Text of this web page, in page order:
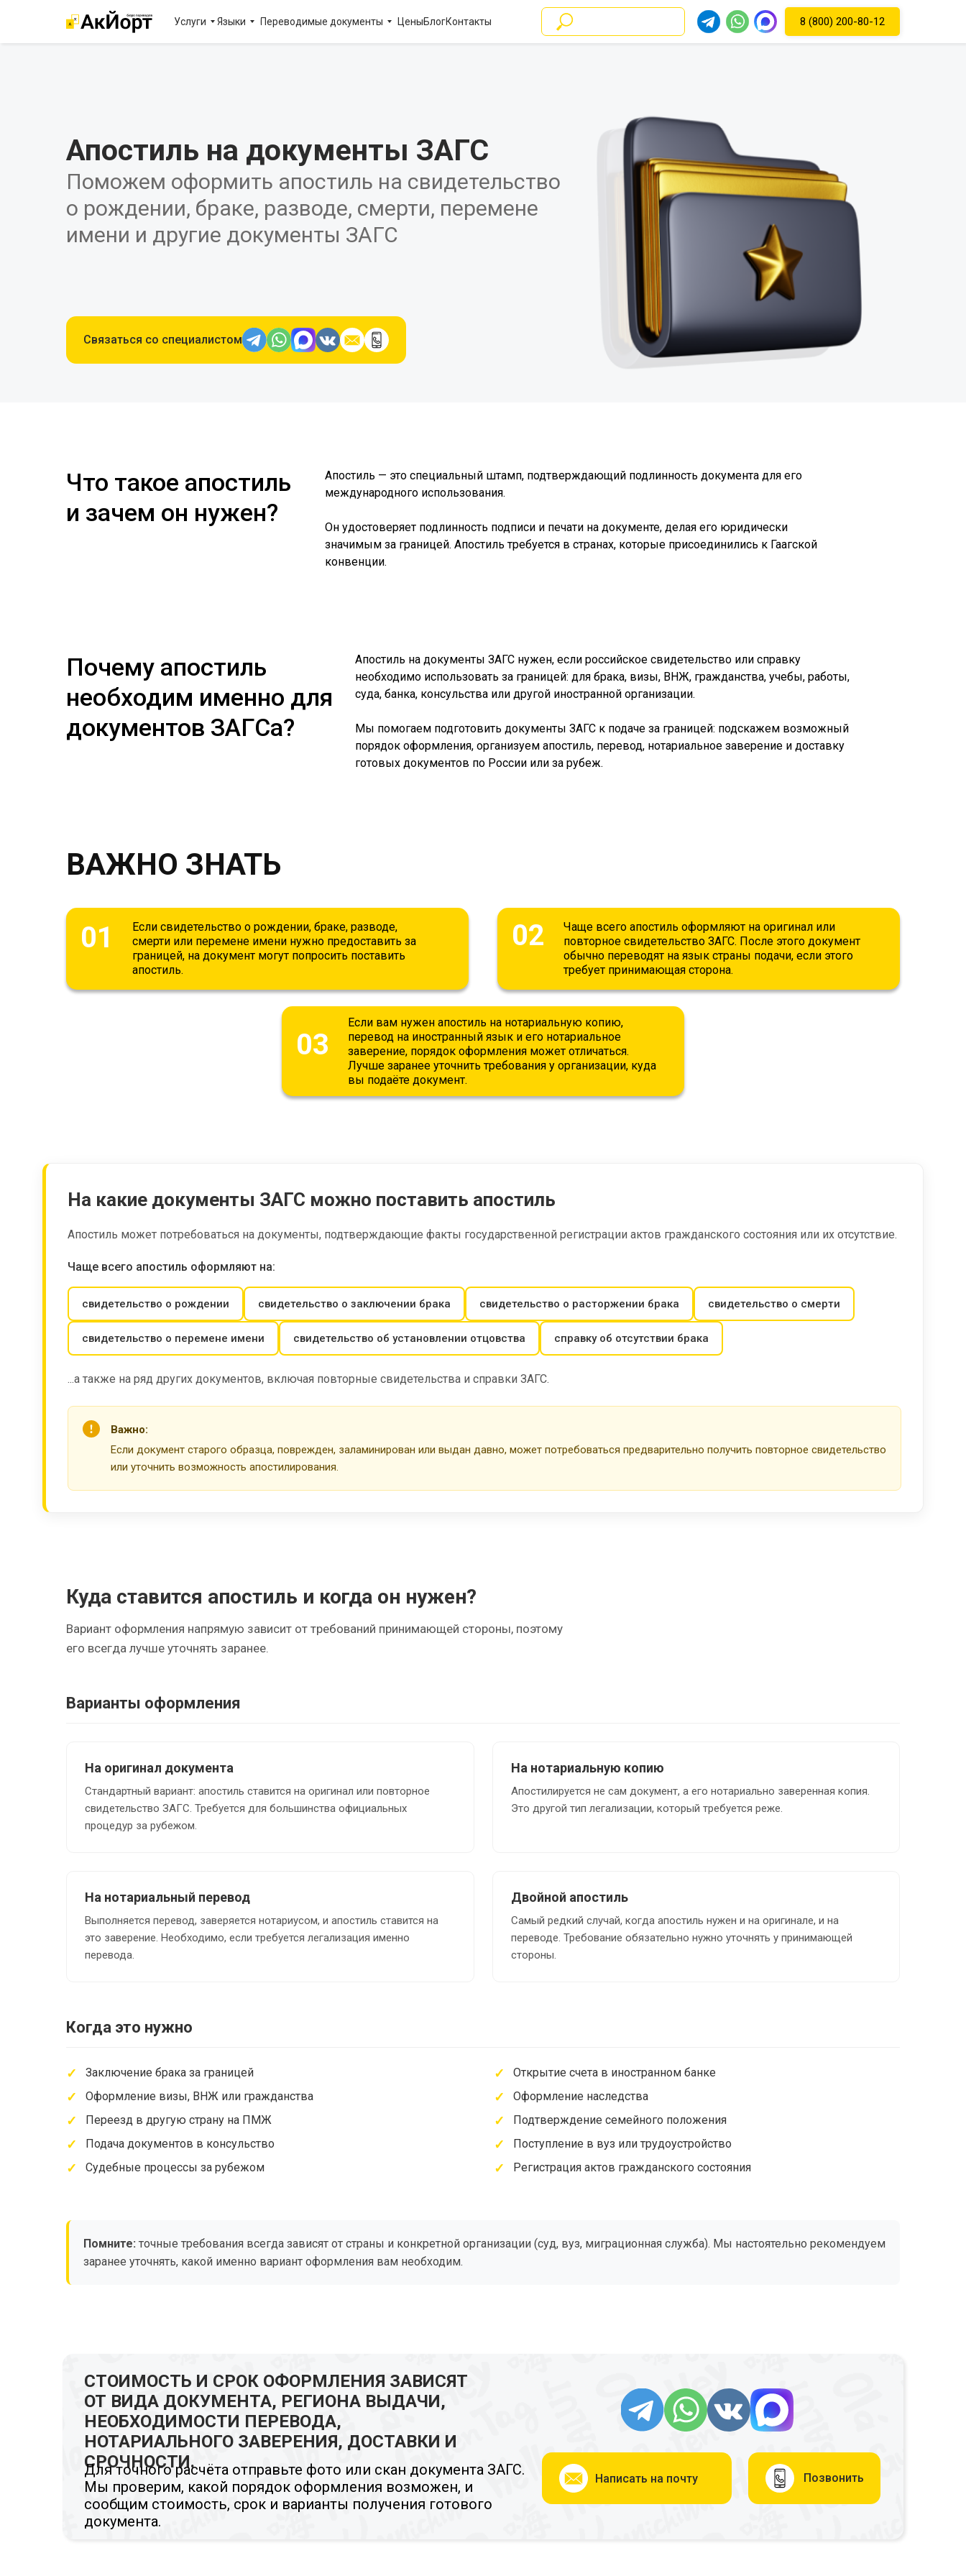
8 (800) 200-80-12
Услуги Языки Переводимые документы ЦеныБлогКонтакты
Апостиль на документы ЗАГС
Поможем оформить апостиль на свидетельство
о рождении, браке, разводе, смерти, перемене
имени и другие документы ЗАГС
Связаться со специалистом
Что такое апостиль
и зачем он нужен?
Апостиль — это специальный штамп, подтверждающий подлинность документа для его
международного использования.
Он удостоверяет подлинность подписи и печати на документе, делая его юридически
значимым за границей. Апостиль требуется в странах, которые присоединились к Гаагской
конвенции.
Почему апостиль
необходим именно для
документов ЗАГСа?
Апостиль на документы ЗАГС нужен, если российское свидетельство или справку
необходимо использовать за границей: для брака, визы, ВНЖ, гражданства, учебы, работы,
суда, банка, консульства или другой иностранной организации.
Мы помогаем подготовить документы ЗАГС к подаче за границей: подскажем возможный
порядок оформления, организуем апостиль, перевод, нотариальное заверение и доставку
готовых документов по России или за рубеж.
ВАЖНО ЗНАТЬ
01
Если свидетельство о рождении, браке, разводе,
смерти или перемене имени нужно предоставить за
границей, на документ могут попросить поставить
апостиль.
02
Чаще всего апостиль оформляют на оригинал или
повторное свидетельство ЗАГС. После этого документ
обычно переводят на язык страны подачи, если этого
требует принимающая сторона.
03
Если вам нужен апостиль на нотариальную копию,
перевод на иностранный язык и его нотариальное
заверение, порядок оформления может отличаться.
Лучше заранее уточнить требования у организации, куда
вы подаёте документ.
На какие документы ЗАГС можно поставить апостиль
Апостиль может потребоваться на документы, подтверждающие факты государственной регистрации актов гражданского состояния или их отсутствие.
Чаще всего апостиль оформляют на:
свидетельство о рождении свидетельство о заключении брака свидетельство о расторжении брака свидетельство о смерти
свидетельство о перемене имени свидетельство об установлении отцовства справку об отсутствии брака
...а также на ряд других документов, включая повторные свидетельства и справки ЗАГС.
Важно:
Если документ старого образца, поврежден, заламинирован или выдан давно, может потребоваться предварительно получить повторное свидетельство
или уточнить возможность апостилирования.
Куда ставится апостиль и когда он нужен?
Вариант оформления напрямую зависит от требований принимающей стороны, поэтому
его всегда лучше уточнять заранее.
Варианты оформления
На оригинал документа
Стандартный вариант: апостиль ставится на оригинал или повторное
свидетельство ЗАГС. Требуется для большинства официальных
процедур за рубежом.
На нотариальную копию
Апостилируется не сам документ, а его нотариально заверенная копия.
Это другой тип легализации, который требуется реже.
На нотариальный перевод
Выполняется перевод, заверяется нотариусом, и апостиль ставится на
это заверение. Необходимо, если требуется легализация именно
перевода.
Двойной апостиль
Самый редкий случай, когда апостиль нужен и на оригинале, и на
переводе. Требование обязательно нужно уточнять у принимающей
стороны.
Когда это нужно
Заключение брака за границей
Оформление визы, ВНЖ или гражданства
Переезд в другую страну на ПМЖ
Подача документов в консульство
Судебные процессы за рубежом
Открытие счета в иностранном банке
Оформление наследства
Подтверждение семейного положения
Поступление в вуз или трудоустройство
Регистрация актов гражданского состояния
Помните: точные требования всегда зависят от страны и конкретной организации (суд, вуз, миграционная служба). Мы настоятельно рекомендуем
заранее уточнять, какой именно вариант оформления вам необходим.
СТОИМОСТЬ И СРОК ОФОРМЛЕНИЯ ЗАВИСЯТ
ОТ ВИДА ДОКУМЕНТА, РЕГИОНА ВЫДАЧИ,
НЕОБХОДИМОСТИ ПЕРЕВОДА,
НОТАРИАЛЬНОГО ЗАВЕРЕНИЯ, ДОСТАВКИ И
СРОЧНОСТИ.
Для точного расчёта отправьте фото или скан документа ЗАГС.
Мы проверим, какой порядок оформления возможен, и
сообщим стоимость, срок и варианты получения готового
документа.
Позвонить
Написать на почту